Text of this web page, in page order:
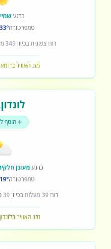
כרגע
טמפרטורה
רוחצפוניתבכיוון349
מזג האוויר ברומא
לונדון
הוסף
כרגעמעונן
טמפרטורה
רוח 39 מעלות בכיוון39
מזג האוויר בלונדון